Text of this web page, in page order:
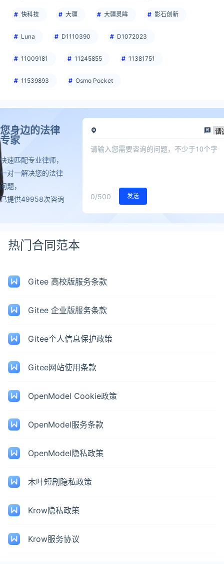
快科技 大疆 大疆灵眸 影石创新
Luna D1110390 D1072023
11009181 11245855 11381751
11539893 Osmo Pocket
您身边的法律
专家
快速匹配专业律师，
一对一解决您的法律
问题，
已提供49958次咨询
0/500 发送
热门合同范本
Gitee 高校版服务条款
Gitee 企业版服务条款
Gitee个人信息保护政策
Gitee网站使用条款
OpenModel Cookie政策
OpenModel服务条款
OpenModel隐私政策
木叶短剧隐私政策
Krow隐私政策
Krow服务协议